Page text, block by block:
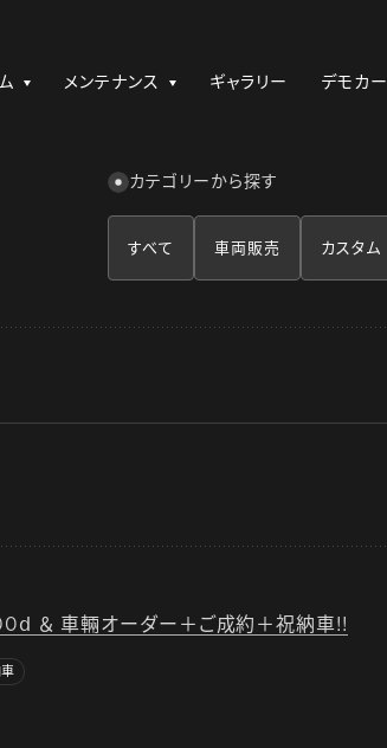
メンテナンス ギャラリー デモカー
カテゴリーから探す
すべて 車両販売 カスタム
＆ 車輛オーダー＋ご成約＋祝納車!!